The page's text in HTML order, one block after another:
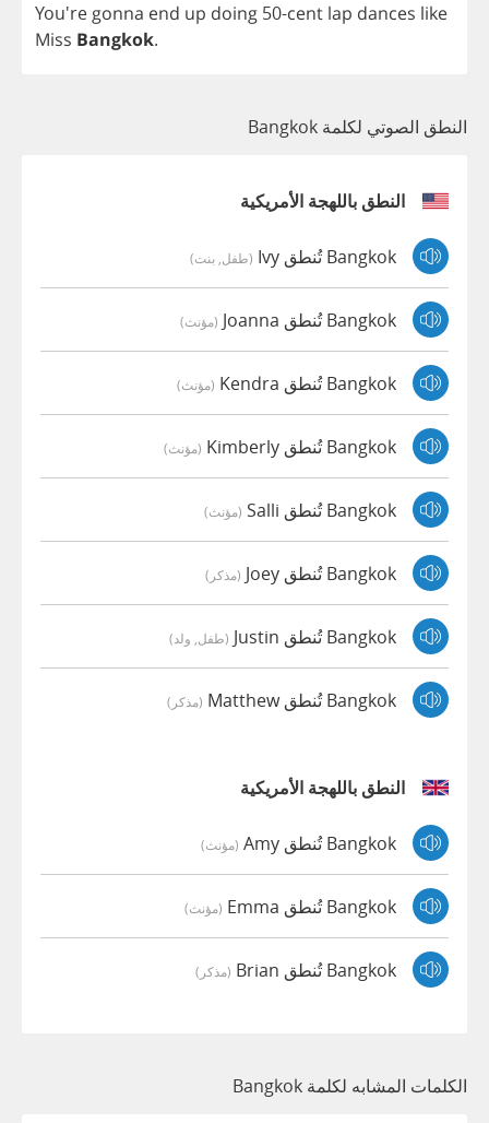
You're gonna end up doing 50-cent lap dances like
Miss Bangkok.
النطق الصوتي لكلمة Bangkok
النطق باللهجة الأمريكية
Bangkok تُنطق Ivy (طفل, بنت)
Bangkok تُنطق Joanna (مؤنث)
Bangkok تُنطق Kendra (مؤنث)
Bangkok تُنطق Kimberly (مؤنث)
Bangkok تُنطق Salli (مؤنث)
Bangkok تُنطق Joey (مذكر)
Bangkok تُنطق Justin (طفل, ولد)
Bangkok تُنطق Matthew (مذكر)
النطق باللهجة الأمريكية
Bangkok تُنطق Amy (مؤنث)
Bangkok تُنطق Emma (مؤنث)
Bangkok تُنطق Brian (مذكر)
الكلمات المشابه لكلمة Bangkok